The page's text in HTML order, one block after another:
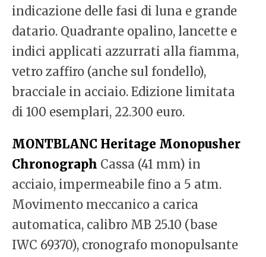
indicazione delle fasi di luna e grande
datario. Quadrante opalino, lancette e
indici applicati azzurrati alla fiamma,
vetro zaffiro (anche sul fondello),
bracciale in acciaio. Edizione limitata
di 100 esemplari, 22.300 euro.
MONTBLANC Heritage Monopusher
Chronograph Cassa (41 mm) in
acciaio, impermeabile fino a 5 atm.
Movimento meccanico a carica
automatica, calibro MB 25.10 (base
IWC 69370), cronografo monopulsante